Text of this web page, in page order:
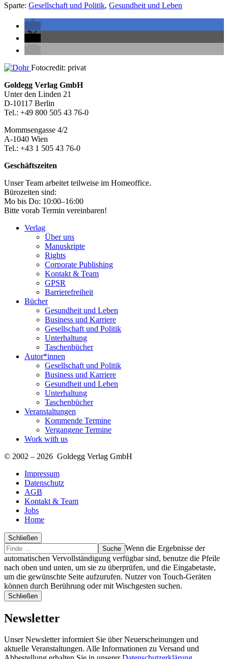
Sparte: Gesellschaft und Politik, Gesundheit und Leben
Seitenleiste
Fotocredit: privat
Footer-
Section
Goldegg Verlag GmbH
Unter den Linden 21
D-10117 Berlin
Tel.: +49 800 505 43 76-0
Mommsengasse 4/2
A-1040 Wien
Tel.: +43 1 505 43 76-0
Geschäftszeiten
Unser Team arbeitet teilweise im Homeoffice.
Bürozeiten sind:
Mo bis Do: 10:00–16:00
Bitte vorab Termin vereinbaren!
Verlag
Über uns
Manuskripte
Rights
Corporate Publishing
Kontakt & Team
GPSR
Barrierefreiheit
Bücher
Gesundheit und Leben
Business und Karriere
Gesellschaft und Politik
Unterhaltung
Taschenbücher
Autor*innen
Gesellschaft und Politik
Business und Karriere
Gesundheit und Leben
Unterhaltung
Taschenbücher
Veranstaltungen
Kommende Termine
Vergangene Termine
Work with us
© 2002 – 2026 Goldegg Verlag GmbH
Impressum
Datenschutz
AGB
Kontakt & Team
Jobs
Home
Schließen
Suche
Finde
…
Wenn die Ergebnisse der
automatischen Vervollständigung verfügbar sind, benutze die Pfeile
nach oben und unten, um sie zu überprüfen, und die Eingabetaste,
um die gewünschte Seite aufzurufen. Nutzer von Touch-Geräten
können durch Berührung oder mit Wischgesten suchen.
Schließen
Newsletter
Unser Newsletter informiert Sie über Neuerscheinungen und
aktuelle Veranstaltungen. Alle Informationen zu Versand und